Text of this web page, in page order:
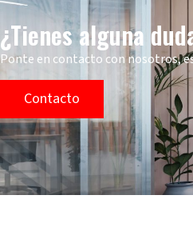
¿Tienes alguna
Ponte en contacto con nosotros,
Contacto